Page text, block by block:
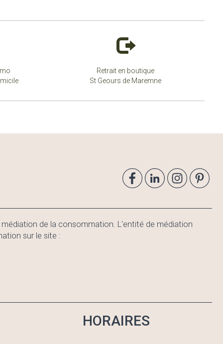
Retrait en boutique
St Geours de Maremne
de la consommation. L'entité de médiation
sur le site :
HORAIRES